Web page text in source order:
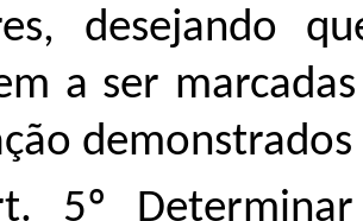
desejando
a ser
5º